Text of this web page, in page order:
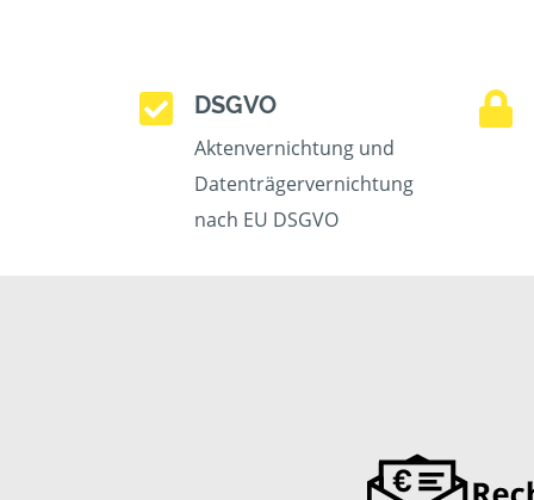
DSGVO
Aktenvernichtung und
Datenträgervernichtung
nach EU DSGVO